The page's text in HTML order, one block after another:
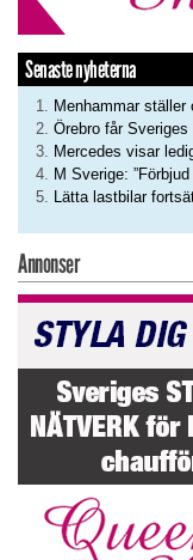
Senaste nyheterna
Menhammar ställer
Örebro får
Mercedes visar
M Sverige:
Lätta lastbilar
Annonser